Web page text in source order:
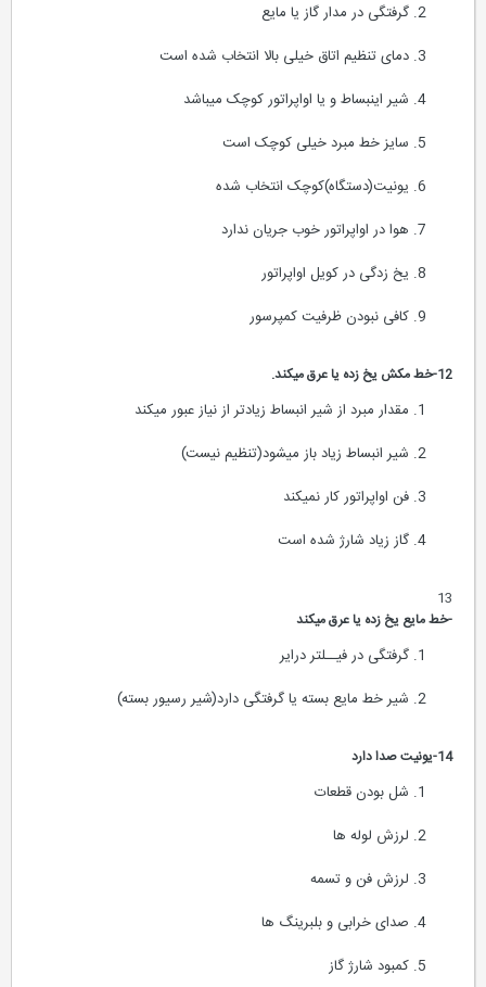
گرفتگی در مدار گاز یا مایع
دمای تنظیم اتاق خیلی بالا انتخاب شده است
شیر اینبساط و یا اواپراتور کوچک میباشد
سایز خط مبرد خیلی کوچک است
یونیت(دستگاه)کوچک انتخاب شده
هوا در اواپراتور خوب جریان ندارد
یخ زدگی در کویل اواپراتور
کافی نبودن ظرفیت کمپرسور
مقدار مبرد از شیر انبساط زیادتر از نیاز عبور میکند
شیر انبساط زیاد باز میشود(تنظیم نیست)
فن اواپراتور کار نمیکند
گاز زیاد شارژ شده است
-خط مایع یخ زده یا عرق میکند
گرفتگی در فیــلتر درایر
شیر خط مایع بسته یا گرفتگی دارد(شیر رسیور بسته)
شل بودن قطعات
لرزش لوله ها
لرزش فن و تسمه
صدای خرابی و بلبرینگ ها
کمبود شارژ گاز